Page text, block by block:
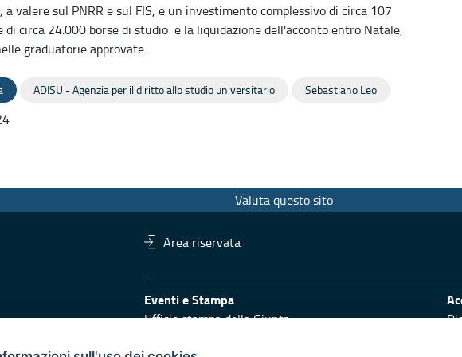
a valere sul PNRR e sul FIS, e un investimento complessivo di circa 107
di circa 24.000 borse di studio e la liquidazione dell'acconto entro Natale,
graduatorie approvate.
ADISU - Agenzia per il diritto allo studio universitario Sebastiano Leo
Valuta questo sito
Area riservata
Bari
Eventi e Stampa
Ufficio stampa della Giunta
Logo e identità regionale